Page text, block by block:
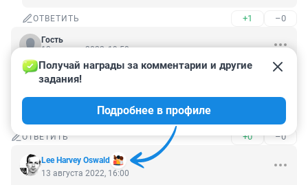
ОТВЕТИТЬ +1 –0
Гость
13 августа 2022, 19:50
Издевательство над людьми!
Чиновников в этот дом надо было переселить .Чтоб
прочувствовали , как это боятся за свои жизни и
ОТВЕТИТЬ +0 –0
Lee Harvey Oswald
Получай награды за комментарии и другие
задания!
Подробнее в профиле
13 августа 2022, 16:00